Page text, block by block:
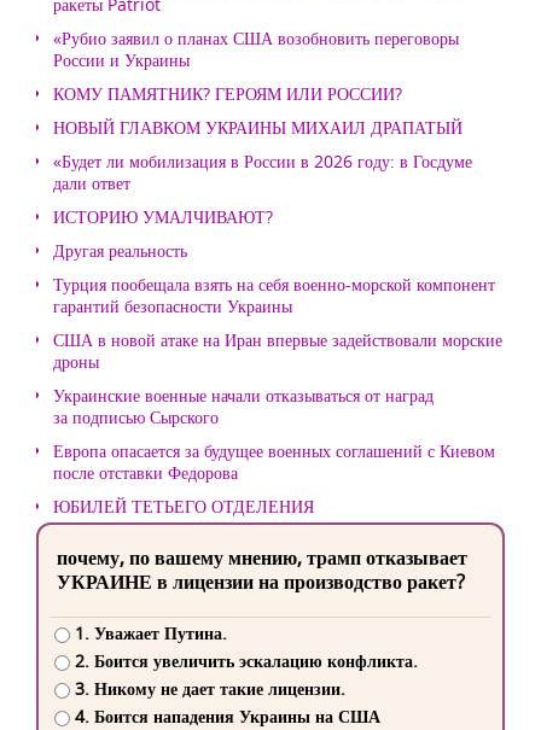
«Рубио заявил о планах США возобновить переговоры
России и Украины
КОМУ ПАМЯТНИК? ГЕРОЯМ ИЛИ РОССИИ?
НОВЫЙ ГЛАВКОМ УКРАИНЫ МИХАИЛ ДРАПАТЫЙ
«Будет ли мобилизация в России в 2026 году: в Госдуме
дали ответ
ИСТОРИЮ УМАЛЧИВАЮТ?
Другая реальность
Турция пообещала взять на себя военно-морской компонент
гарантий безопасности Украины
США в новой атаке на Иран впервые задействовали морские
дроны
Украинские военные начали отказываться от наград
за подписью Сырского
Европа опасается за будущее военных соглашений с Киевом
после отставки Федорова
ЮБИЛЕЙ ТЕТЬЕГО ОТДЕЛЕНИЯ
почему, по вашему мнению, трамп отказывает
УКРАИНЕ в лицензии на производство ракет?
1. Уважает Путина.
2. Боится увеличить эскалацию конфликта.
3. Никому не дает такие лицензии.
4. Боится нападения Украины на США